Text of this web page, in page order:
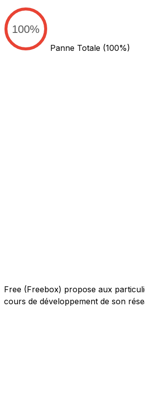
100%
Panne Totale (100%)
Free (Freebox) propose aux
cours de développement de son